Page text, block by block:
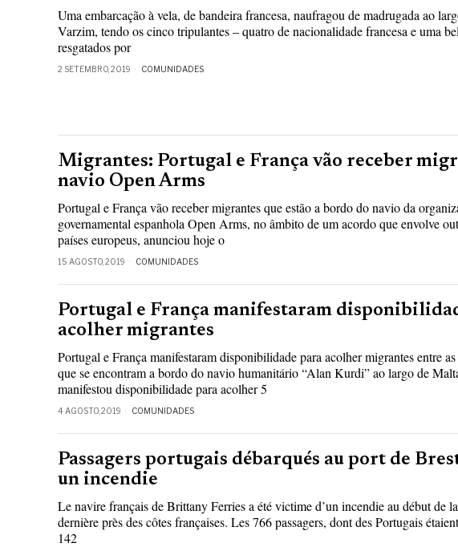
Uma embarcação à vela, de bandeira francesa, naufragou de madrugada ao
Varzim, tendo os cinco tripulantes – quatro de nacionalidade francesa e uma
resgatados por
2 SETEMBRO, 2019 COMUNIDADES
Migrantes: Portugal e França vão receber
navio Open Arms
Portugal e França vão receber migrantes que estão a bordo do navio da
governamental espanhola Open Arms, no âmbito de um acordo que envolve
países europeus, anunciou hoje o
15 AGOSTO, 2019 COMUNIDADES
Portugal e França manifestaram
acolher migrantes
Portugal e França manifestaram disponibilidade para acolher migrantes entre as
que se encontram a bordo do navio humanitário “Alan Kurdi” ao largo de
manifestou disponibilidade para acolher 5
4 AGOSTO, 2019 COMUNIDADES
Passagers portugais débarqués au port de
un incendie
Le navire français de Brittany Ferries a été victime d’un incendie au début de
dernière près des côtes françaises. Les 766 passagers, dont des Portugais
142